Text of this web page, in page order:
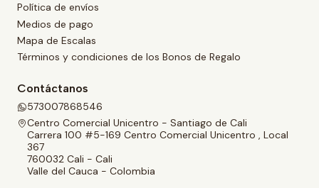
Política de envíos
Medios de pago
Mapa de Escalas
Términos y condiciones de los Bonos de Regalo
Contáctanos
573007868546
Centro Comercial Unicentro - Santiago de Cali
Carrera 100 #5-169 Centro Comercial Unicentro , Local
367
760032 Cali - Cali
Valle del Cauca - Colombia